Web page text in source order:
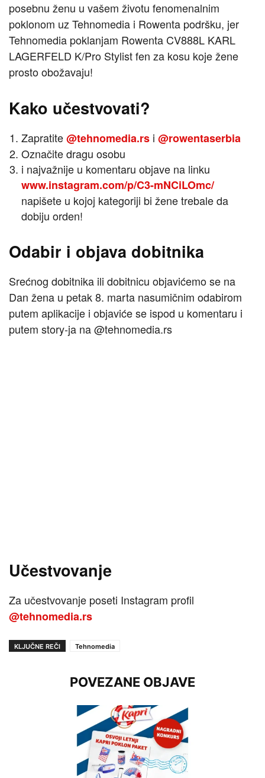
posebnu ženu u vašem životu fenomenalnim
poklonom uz Tehnomedia i Rowenta podršku, jer
Tehnomedia poklanjam Rowenta CV888L KARL
LAGERFELD K/Pro Stylist fen za kosu koje žene
prosto obožavaju!
Kako učestvovati?
Zapratite@tehnomedia.rs i @rowentaserbia
Označite dragu osobu
i najvažnije u komentaru objave na linku
www.instagram.com/p/C3-mNCiLOmc/
napišete u kojoj kategoriji bi žene trebale da
dobiju orden!
Odabir i objava dobitnika
Srećnog dobitnika ili dobitnicu objavićemo se na
Dan žena u petak 8. marta nasumičnim odabirom
putem aplikacije i objaviće se ispod u komentaru i
putem story-ja na @tehnomedia.rs
Učestvovanje
Za učestvovanje poseti Instagram profil
@tehnomedia.rs
KLJUČNE REČI Tehnomedia
POVEZANE OBJAVE